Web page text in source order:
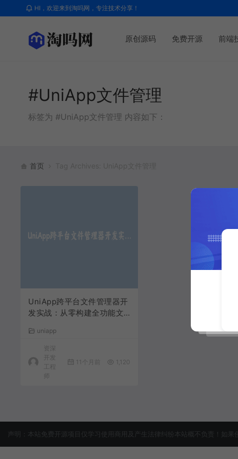
HI，欢迎来到淘吗网，专注技术分享！
原创源码 免费开源 前端
#UniApp文件管理
标签为 #UniApp文件管理 内容如下：
首页
UniApp跨平台文件管理器开
发实战：从零构建全功能文
uniapp
资深
开发
工程
11个月前 1,120
声明：本站免费开源项目仅学习使用商用及产生法律纠纷本站概不负责！